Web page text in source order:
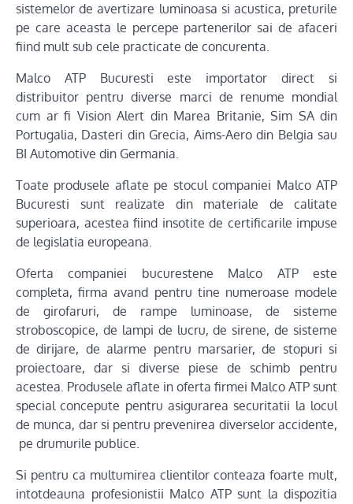
sistemelor de avertizare luminoasa si acustica, preturile
pe care aceasta le percepe partenerilor sai de afaceri
fiind mult sub cele practicate de concurenta.
Malco ATP Bucuresti este importator direct si
distribuitor pentru diverse marci de renume mondial
cum ar fi Vision Alert din Marea Britanie, Sim SA din
Portugalia, Dasteri din Grecia, Aims-Aero din Belgia sau
BI Automotive din Germania.
Toate produsele aflate pe stocul companiei Malco ATP
Bucuresti sunt realizate din materiale de calitate
superioara, acestea fiind insotite de certificarile impuse
de legislatia europeana.
Oferta companiei bucurestene Malco ATP este
completa, firma avand pentru tine numeroase modele
de girofaruri, de rampe luminoase, de sisteme
stroboscopice, de lampi de lucru, de sirene, de sisteme
de dirijare, de alarme pentru marsarier, de stopuri si
proiectoare, dar si diverse piese de schimb pentru
acestea. Produsele aflate in oferta firmei Malco ATP sunt
special concepute pentru asigurarea securitatii la locul
de munca, dar si pentru prevenirea diverselor accidente,
pe drumurile publice.
Si pentru ca multumirea clientilor conteaza foarte mult,
intotdeauna profesionistii Malco ATP sunt la dispozitia